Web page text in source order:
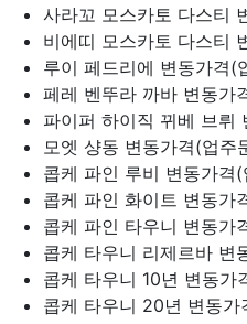
사라꼬 모스카토 다스티
비에띠 모스카토 다스티
루이 페드리에 변동가격(
페레 벤뚜라 까바 변동가
파이퍼 하이직 뀌베 브뤼
모엣 샹동 변동가격(업주
콥케 파인 루비 변동가격
콥케 파인 화이트 변동가
콥케 파인 타우니 변동가
콥케 타우니 리제르바 변
콥케 타우니 10년 변동가
콥케 타우니 20년 변동가